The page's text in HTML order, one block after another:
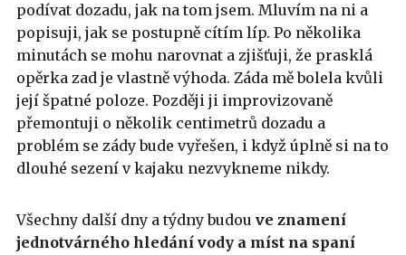
podívat dozadu, jak na tom jsem. Mluvím na ni a
popisuji, jak se postupně cítím líp. Po několika
minutách se mohu narovnat a zjišťuji, že prasklá
opěrka zad je vlastně výhoda. Záda mě bolela kvůli
její špatné poloze. Později ji improvizovaně
přemontuji o několik centimetrů dozadu a
problém se zády bude vyřešen, i když úplně si na to
dlouhé sezení v kajaku nezvykneme nikdy.
Všechny další dny a týdny budou ve znamení
jednotvárného hledání vody a míst na spaní